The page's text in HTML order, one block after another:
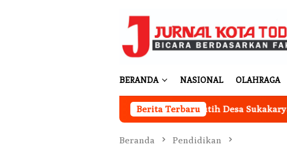
BERANDA NASIONAL OLAHRAGA
Berita Terbaru
Kantor Koperasi Merah Putih Desa Sukakarya Masih
Beranda Pendidikan